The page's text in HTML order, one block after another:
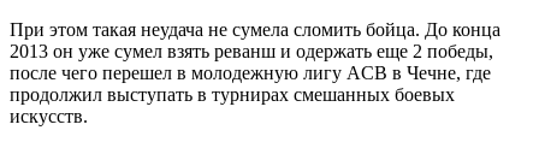
При этом такая неудача не сумела сломить бойца. До конца
2013 он уже сумел взять реванш и одержать еще 2 победы,
после чего перешел в молодежную лигу ACB в Чечне, где
продолжил выступать в турнирах смешанных боевых
искусств.